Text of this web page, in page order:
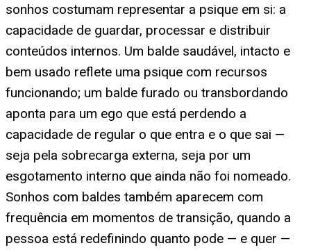
sonhos costumam representar a psique em si: a
capacidade de guardar, processar e distribuir
conteúdos internos. Um balde saudável, intacto e
bem usado reflete uma psique com recursos
funcionando; um balde furado ou transbordando
aponta para um ego que está perdendo a
capacidade de regular o que entra e o que sai —
seja pela sobrecarga externa, seja por um
esgotamento interno que ainda não foi nomeado.
Sonhos com baldes também aparecem com
frequência em momentos de transição, quando a
pessoa está redefinindo quanto pode — e quer —